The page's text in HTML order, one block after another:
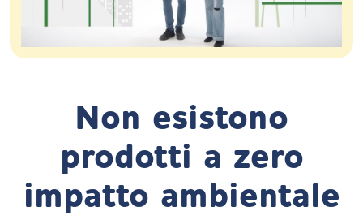
Non esistono
prodotti a zero
impatto ambientale